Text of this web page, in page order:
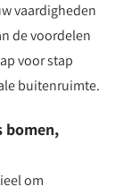
vaardigheden
de voordelen
voor stap
buitenruimte.
bomen,
om